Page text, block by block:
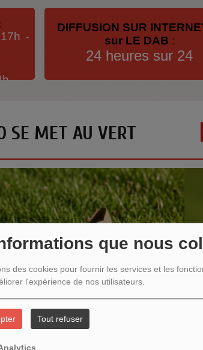
que nous
des cookies pour fournir les services et les
l'expérience de nos utilisateurs.
Tout refuser
17h -
h
DIFFUSION SUR
sur LE DAB :
24 heures sur 24
SE MET AU VERT